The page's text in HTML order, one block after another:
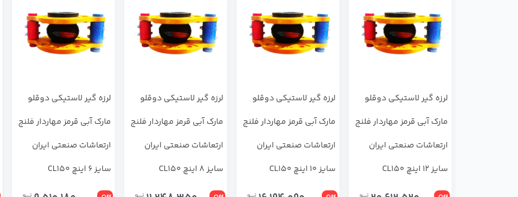
لرزه ‌گیر لاستیکی دوقلو
مارک آبی قرمز مهاردار فلنج
ارتعاشات صنعتی ایران
سایز 12 اینچ CL150
لرزه ‌گیر لاستیکی دوقلو
مارک آبی قرمز مهاردار فلنج
ارتعاشات صنعتی ایران
سایز 10 اینچ CL150
لرزه ‌گیر لاستیکی دوقلو
مارک آبی قرمز مهاردار فلنج
ارتعاشات صنعتی ایران
سایز 8 اینچ CL150
لرزه ‌گیر لاستیکی دوقلو
مارک آبی قرمز مهاردار فلنج
ارتعاشات صنعتی ایران
سایز 6 اینچ CL150